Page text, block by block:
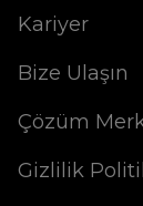
Kariyer
Bize Ulaşın
Çözüm
Gizlilik